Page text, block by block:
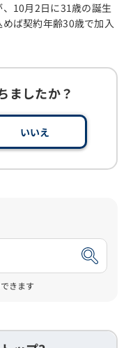
10月2日に31歳の誕生
ば契約年齢30歳で加入
ましたか？
いいえ
きます